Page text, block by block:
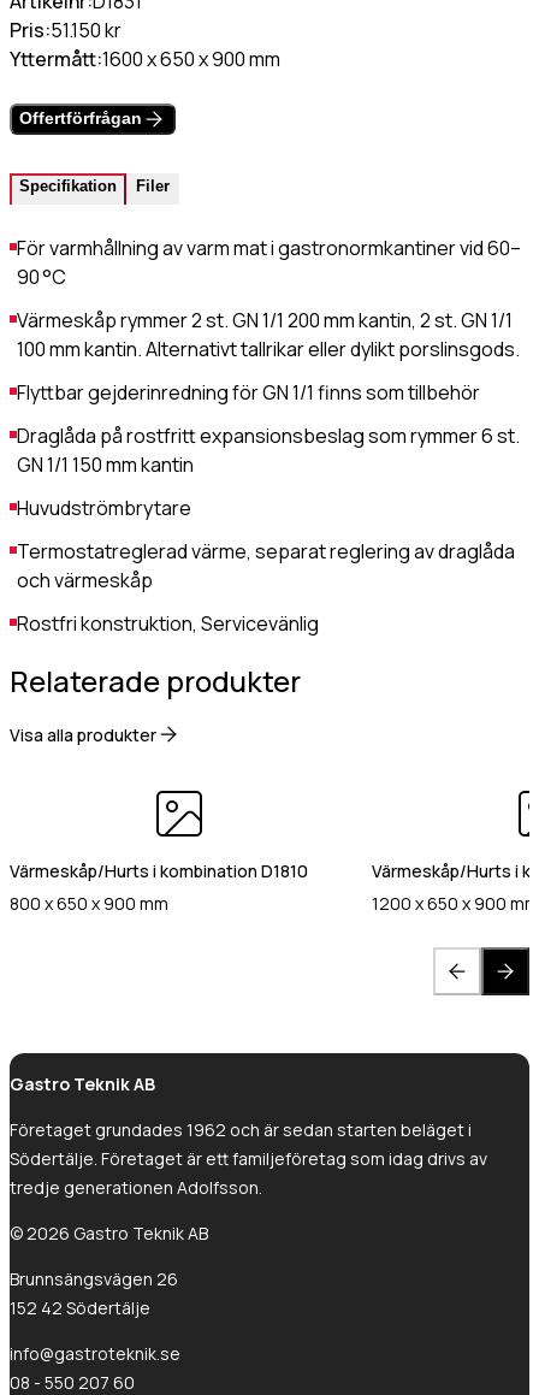
Pris:51.150 kr
Yttermått:1600 x 650 x 900 mm
Offertförfrågan
Specifikation Filer
För varmhållning av varm mat i gastronormkantiner vid 60–
90 °C
Värmeskåp rymmer 2 st. GN 1/1 200 mm kantin, 2 st. GN 1/1
100 mm kantin. Alternativt tallrikar eller dylikt porslinsgods.
Flyttbar gejderinredning för GN 1/1 finns som tillbehör
Draglåda på rostfritt expansionsbeslag som rymmer 6 st.
GN 1/1 150 mm kantin
Huvudströmbrytare
Termostatreglerad värme, separat reglering av draglåda
och värmeskåp
Rostfri konstruktion, Servicevänlig
Relaterade produkter
Visa alla produkter
Värmeskåp/Hurts i kombination D1810
800 x 650 x 900 mm
Värmeskåp/Hurts i
1200 x 650 x 900 mm
Gastro Teknik AB
Företaget grundades 1962 och är sedan starten beläget i
Södertälje. Företaget är ett familjeföretag som idag drivs av
tredje generationen Adolfsson.
© 2026 Gastro Teknik AB
Brunnsängsvägen 26
152 42 Södertälje
info@gastroteknik.se
08 - 550 207 60
(Obligatoriskt)
(Obligatoriskt)
Tekniks
Värmehäll
Hamburgervärmeri
Utlämningshylla